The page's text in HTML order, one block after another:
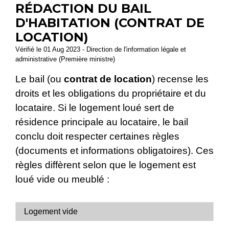
RÉDACTION DU BAIL
D'HABITATION (CONTRAT DE
LOCATION)
Vérifié le 01 Aug 2023 - Direction de l'information légale et
administrative (Première ministre)
Le bail (ou contrat de location) recense les
droits et les obligations du propriétaire et du
locataire. Si le logement loué sert de
résidence principale au locataire, le bail
conclu doit respecter certaines règles
(documents et informations obligatoires). Ces
règles diffèrent selon que le logement est
loué vide ou meublé :
Logement vide